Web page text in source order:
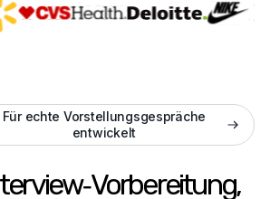
Für echte Vorstellungsgespräche
entwickelt